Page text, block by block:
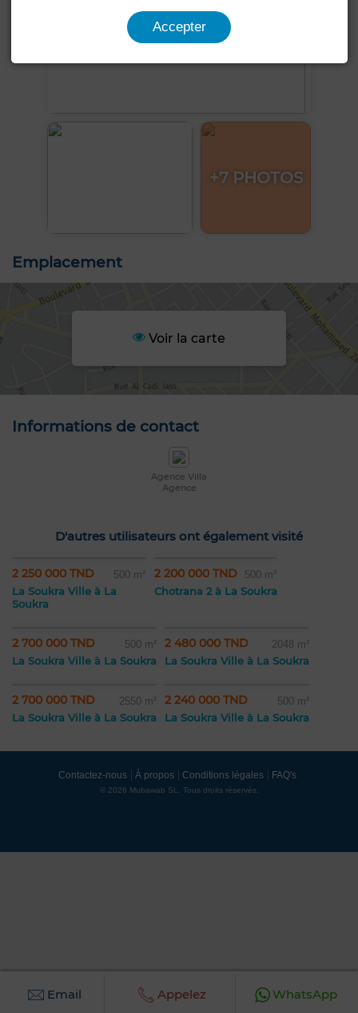
+7 PHOTOS
Emplacement
Voir la carte
Informations de contact
Agence Villa
Agence
D'autres utilisateurs ont également visité
2 250 000 TND 500 m²
La Soukra Ville à La
Soukra
2 200 000 TND 500 m²
Chotrana 2 à La Soukra
2 700 000 TND 500 m²
La Soukra Ville à La Soukra
2 480 000 TND 2048 m²
La Soukra Ville à La Soukra
2 700 000 TND 2550 m²
La Soukra Ville à La Soukra
2 240 000 TND 500 m²
La Soukra Ville à La Soukra
Email Appelez WhatsApp
Contactez-nous À propos Conditions légales FAQ's
© 2026 Mubawab SL. Tous droits réservés.
Accepter